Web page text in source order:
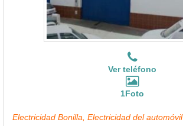
Ver teléfono
1Foto
Electricidad Bonilla, Electricidad del automóvil